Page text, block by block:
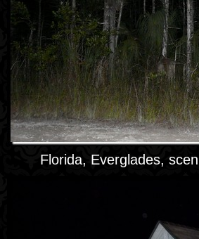
Florida, Everglades,